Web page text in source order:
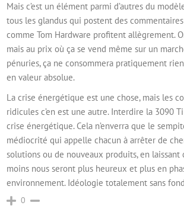
Mais c’est un élément parmi d’autres du
tous les glandus qui postent des
comme Tom Hardware profitent allègrement.
mais au prix où ça se vend même sur un
pénuries, ça ne consommera pratiquement
en valeur absolue.
La crise énergétique est une chose, mais les
ridicules c’en est une autre. Interdire la 3090
crise énergétique. Cela n’enverra que le
médiocrité qui appelle chacun à arrêter de
solutions ou de nouveaux produits, en laissant
moins nous seront plus heureux et plus en
environnement. Idéologie totalement sans
0